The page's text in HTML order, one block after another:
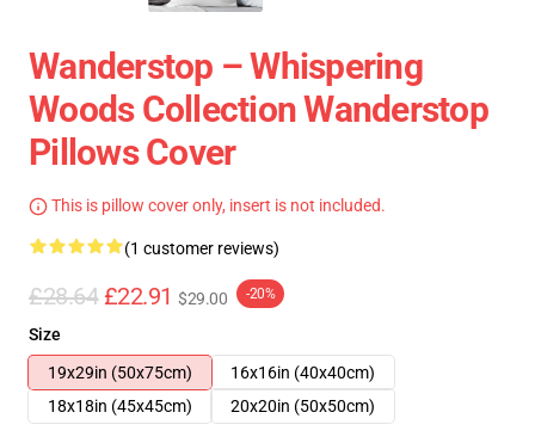
Wanderstop – Whispering
Woods Collection Wanderstop
Pillows Cover
This is pillow cover only, insert is not included.
(1 customer reviews)
£28.64 £22.91 $29.00 -20%
Size
19x29in (50x75cm)
16x16in (40x40cm)
18x18in (45x45cm)
20x20in (50x50cm)